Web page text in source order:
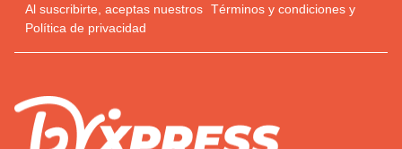
Al suscribirte, aceptas nuestros Términos y condiciones y
Política de privacidad